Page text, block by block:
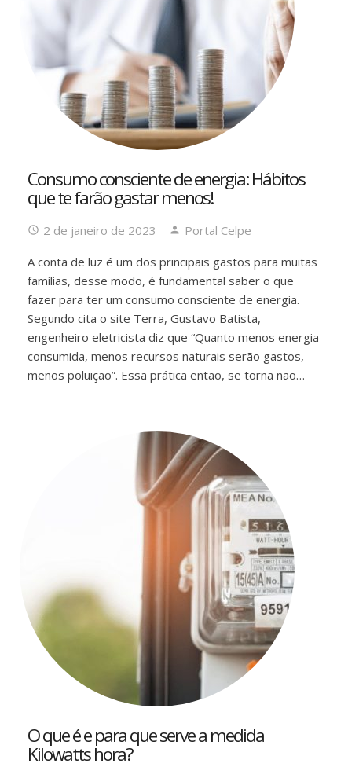
Consumo consciente de energia: Hábitos
que te farão gastar menos!
2 de janeiro de 2023
Portal Celpe
A conta de luz é um dos principais gastos para muitas
famílias, desse modo, é fundamental saber o que
fazer para ter um consumo consciente de energia.
Segundo cita o site Terra, Gustavo Batista,
engenheiro eletricista diz que “Quanto menos energia
consumida, menos recursos naturais serão gastos,
menos poluição”. Essa prática então, se torna não…
O que é e para que serve a medida
Kilowatts hora?